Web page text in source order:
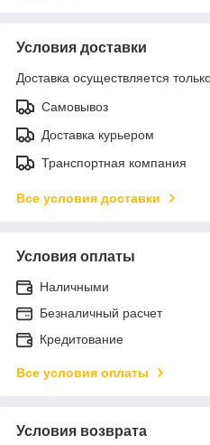
Условия доставки
Доставка осуществляется
Самовывоз
Доставка курьером
Транспортная компания
Все условия доставки
Условия оплаты
Наличными
Безналичный расчет
Кредитование
Все условия оплаты
Условия возврата